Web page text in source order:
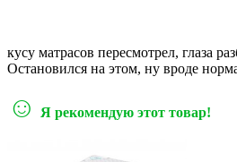
кусу матрасов пересмотрел, глаза
Остановился на этом, ну вроде
☺ Я рекомендую этот товар!